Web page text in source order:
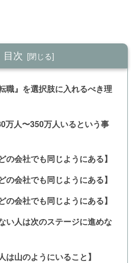
目次
職』を選択肢に入れるべき理
万人〜350万人いるという事
の会社でも同じようにある】
の会社でも同じようにある】
の会社でも同じようにある】
い人は次のステージに進めな
は山のようにいること】